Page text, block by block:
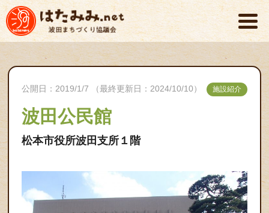
公開日：2019/1/7 （最終更新日：2024/10/10） 施設紹介
波田公民館
松本市役所波田支所１階